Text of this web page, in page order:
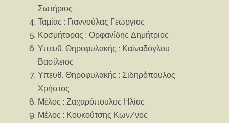
Σωτήριος
Ταμίας : Γιαννούλας Γεώργιος
Κοσμήτορας : Ορφανίδης Δημήτριος
Υπευθ. Θηροφυλακής : Καϊναδόγλου
Βασίλειος
Υπευθ. Θηροφυλακής : Σιδηρόπουλος
Χρήστος
Μέλος : Ζαχαρόπουλος Ηλίας
Μέλος : Κουκούτσης Κων/νος